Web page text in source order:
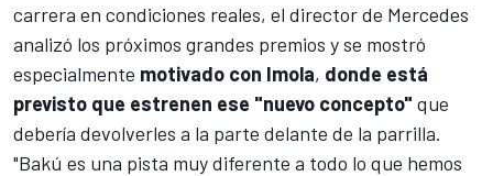
carrera en condiciones reales, el director de Mercedes
analizó los próximos grandes premios y se mostró
especialmente motivado con Imola, donde está
previsto que estrenen ese "nuevo concepto" que
debería devolverles a la parte delante de la parrilla.
"Bakú es una pista muy diferente a todo lo que hemos